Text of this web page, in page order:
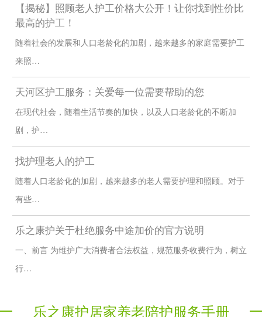
后
管
收完钱就不管了，换
人还要额外收费，投
诉无门
何问题 1 小时内必有回应
医
养
联
动
不懂医疗知识，不会
和医生对接，医嘱执
行不到位，异常情况
不及时上报
团队，异常情况第一时间对接医院，做医护团队的
居家延伸手臂
三、您能享受到的 6 大硬核服务保障（我们的承诺，全部写进合
同）
1. 人员安全保障
所有陪护人员均为公司正式签约员工，100% 完成公安背景调查、
全面健康体检、系统岗前培训，持证上岗，无犯罪记录、无不良从
业记录、无传染性疾病，从源头杜绝人员风险。
2. 收费透明保障
所有服务明码标价，无中介费、无隐形消费、无中途加价，服务前
与您签订正式服务合同，明确服务内容、收费标准、加价规则，所
有费用一目了然，绝不让您多花一分冤枉钱。
3. 服务质量保障
为您配备 1 对 1 专属服务督导，每日跟进服务情况，每周回访您
无理由免费换人，直到您满意为止；服务全程可追溯，您随时可以
4. 风险兜底保障
【揭秘】照顾老人护工价格大公开！让你找到性价比
最高的护工！
随着社会的发展和人口老龄化的加剧，越来越多的家庭需要护工
来照…
天河区护工服务：关爱每一位需要帮助的您
在现代社会，随着生活节奏的加快，以及人口老龄化的不断加
剧，护…
找护理老人的护工
随着人口老龄化的加剧，越来越多的老人需要护理和照顾。对于
有些…
乐之康护关于杜绝服务中途加价的官方说明
一、前言 为维护广大消费者合法权益，规范服务收费行为，树立
行…
乐之康护居家养老陪护服务手册